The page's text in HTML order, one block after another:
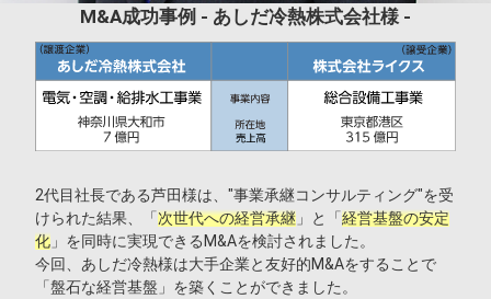
M&A成功事例 - あしだ冷熱株式会社様 -
2代目社長である芦田様は、"事業承継コンサルティング"を受
けられた結果、「次世代への経営承継 」と「経営基盤の安定
化 」を同時に実現できるM&Aを検討されました。
今回、あしだ冷熱様は大手企業と友好的M&Aをすることで
「盤石な経営基盤」を築くことができました。